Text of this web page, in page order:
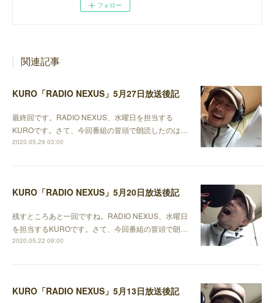
フォロー
関連記事
KURO「RADIO NEXUS」5月27日放送後記
最終回です。RADIO NEXUS、水曜日を担当する
KUROです。さて、今回番組の冒頭で朗読したのは…
2020.05.29 03:00
KURO「RADIO NEXUS」5月20日放送後記
残すところあと一回ですね。RADIO NEXUS、水曜日
を担当するKUROです。さて、今回番組の冒頭で朗…
2020.05.22 09:00
KURO「RADIO NEXUS」5月13日放送後記